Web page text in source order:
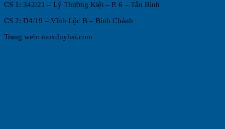
CS 1: 342/21 – Lý Thường Kiệt – P. 6 – Tân Bình
CS 2: D4/19 – Vĩnh Lộc B – Bình Chánh
Trang web: inoxduyhai.com